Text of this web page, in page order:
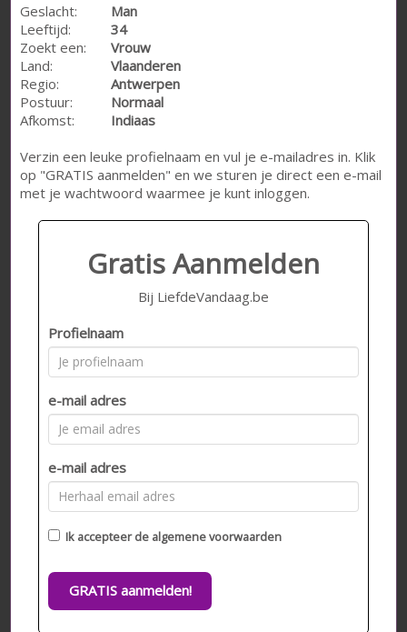
Geslacht:
Man
Leeftijd:
34
Zoekt een:
Vrouw
Land:
Vlaanderen
Regio:
Antwerpen
Postuur:
Normaal
Afkomst:
Indiaas
Verzin een leuke profielnaam en vul je e-mailadres in. Klik
op "GRATIS aanmelden" en we sturen je direct een e-mail
met je wachtwoord waarmee je kunt inloggen.
Gratis Aanmelden
Bij LiefdeVandaag.be
Profielnaam
e-mail adres
e-mail adres
Ik accepteer de algemene voorwaarden
GRATIS aanmelden!